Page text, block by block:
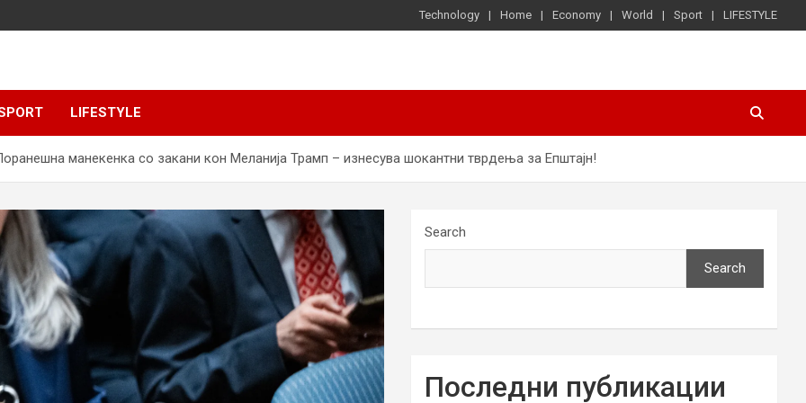
Technology Home Economy World Sport LIFESTYLE
LIFESTYLE
манекенка со закани кон Меланија Трамп – изнесува шокантни тврдења за Епштајн!
Search
Search
Последни публикации